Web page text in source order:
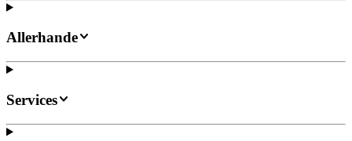
Allerhande
Services